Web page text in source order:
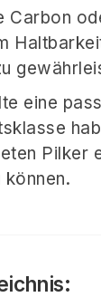
Carbon
eine
Pilker
können.